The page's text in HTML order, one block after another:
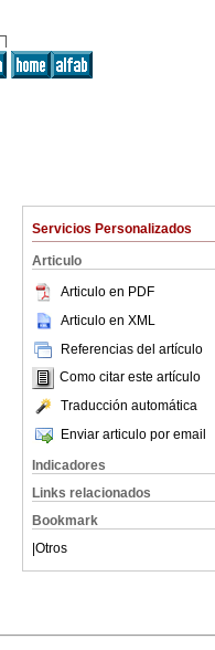
Servicios Personalizados
Articulo
Articulo en PDF
Articulo en XML
Referencias del artículo
Como citar este artículo
Traducción automática
Enviar articulo por email
Indicadores
Links relacionados
Bookmark
Otros